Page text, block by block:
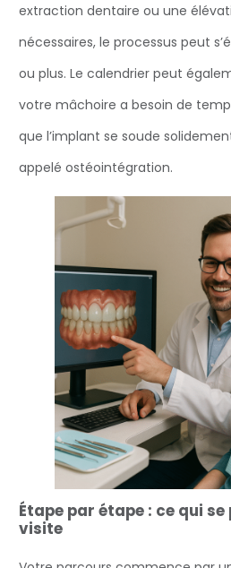
extraction dentaire ou une
nécessaires, le processus peut
ou plus. Le calendrier peut
votre mâchoire a besoin de
que l’implant se soude
appelé ostéointégration.
Étape par étape : ce qui
visite